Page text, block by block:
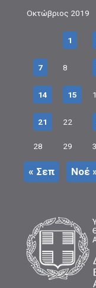
Οκτώβριος 2019
1
7 8
14 15
21 22
28 29
« Σεπ Νοέ